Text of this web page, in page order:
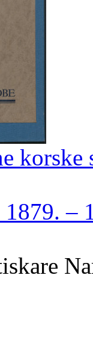
korske
–